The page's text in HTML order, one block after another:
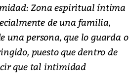
Zona espiritual íntima
de una familia,
una persona, que lo guarda o
puesto que dentro de
que tal intimidad